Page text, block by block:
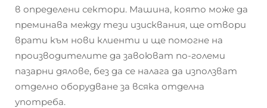
в определени сектори. Машина, която може да
преминава между тези изисквания, ще отвори
врати към нови клиенти и ще помогне на
производителите да завоюват по-големи
пазарни дялове, без да се налага да използват
отделно оборудване за всяка отделна
употреба.